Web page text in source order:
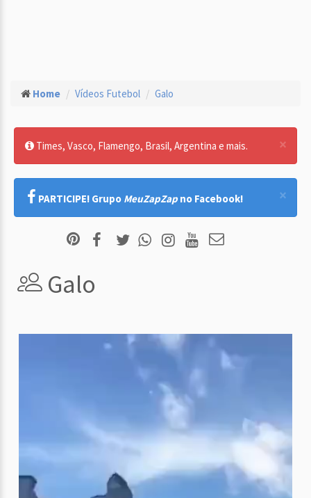
Home Vídeos Futebol Galo
×
Times, Vasco, Flamengo, Brasil, Argentina e mais.
×
PARTICIPE! Grupo MeuZapZap no Facebook!
Galo